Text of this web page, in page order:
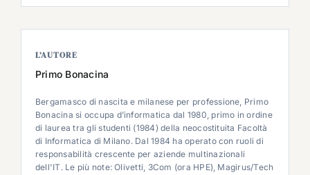
L’AUTORE
Primo Bonacina
Bergamasco di nascita e milanese per professione, Primo
Bonacina si occupa d’informatica dal 1980, primo in ordine
di laurea tra gli studenti (1984) della neocostituita Facoltà
di Informatica di Milano. Dal 1984 ha operato con ruoli di
responsabilità crescente per aziende multinazionali
dell'IT. Le più note: Olivetti, 3Com (ora HPE), Magirus/Tech